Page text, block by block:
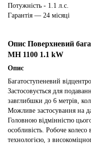
Потужність - 1.1 л.с.
Гарантія — 24 місяці
Опис Поверхневий
MH 1100 1.1 kW
Опис
Багатоступеневий
Застосовується для
завглибшки до 6 метрів,
Можливе застосування на
Головною відмінністю
особливість. Робоче колесо
технологією, з